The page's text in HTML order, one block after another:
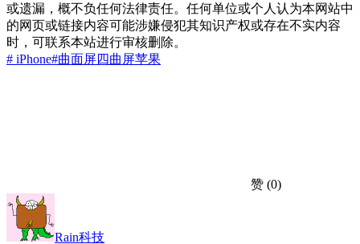
或遗漏，概不负任何法律责任。任何单位或个人认为本网站中
的网页或链接内容可能涉嫌侵犯其知识产权或存在不实内容
时，可联系本站进行审核删除。
# iPhone#曲面屏四曲屏苹果
赞 (0)
Rain科技